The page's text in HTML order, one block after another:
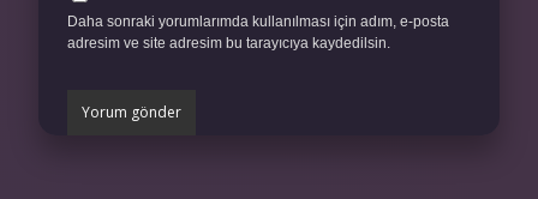
Daha sonraki yorumlarımda kullanılması için adım, e-posta
adresim ve site adresim bu tarayıcıya kaydedilsin.